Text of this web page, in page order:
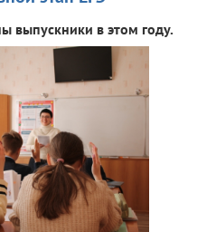
выпускники в этом году.